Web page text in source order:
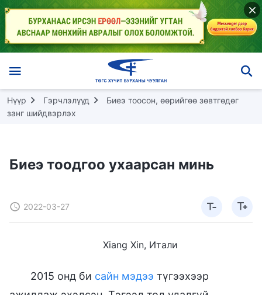
Нүүр Гэрчлэлүүд
Биеэ тоосон, өөрийгөө зөвтгөдөг
занг шийдвэрлэх
Биеэ тоодгоо ухаарсан минь
2022-03-27
Xiang Xin, Итали
2015 онд би сайн мэдээ түгээхээр